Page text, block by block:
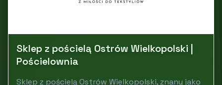
Sklep z pościelą Ostrów Wielkopolski |
Pościelownia
Sklep z pościelą Ostrów Wielkopolski, znany jako